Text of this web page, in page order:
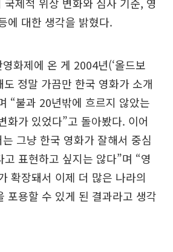
제적 위상 변화와 심사 기준, 영
에 대한 생각을 밝혔다.
화제에 온 게 2004년(‘올드보
도 정말 가끔만 한국 영화가 소개
“불과 20년밖에 흐르지 않았는
화가 있었다”고 돌아봤다. 이어
그냥 한국 영화가 잘해서 중심
표현하고 싶지는 않다”며 “영
확장돼서 이제 더 많은 나라의
포용할 수 있게 된 결과라고 생각